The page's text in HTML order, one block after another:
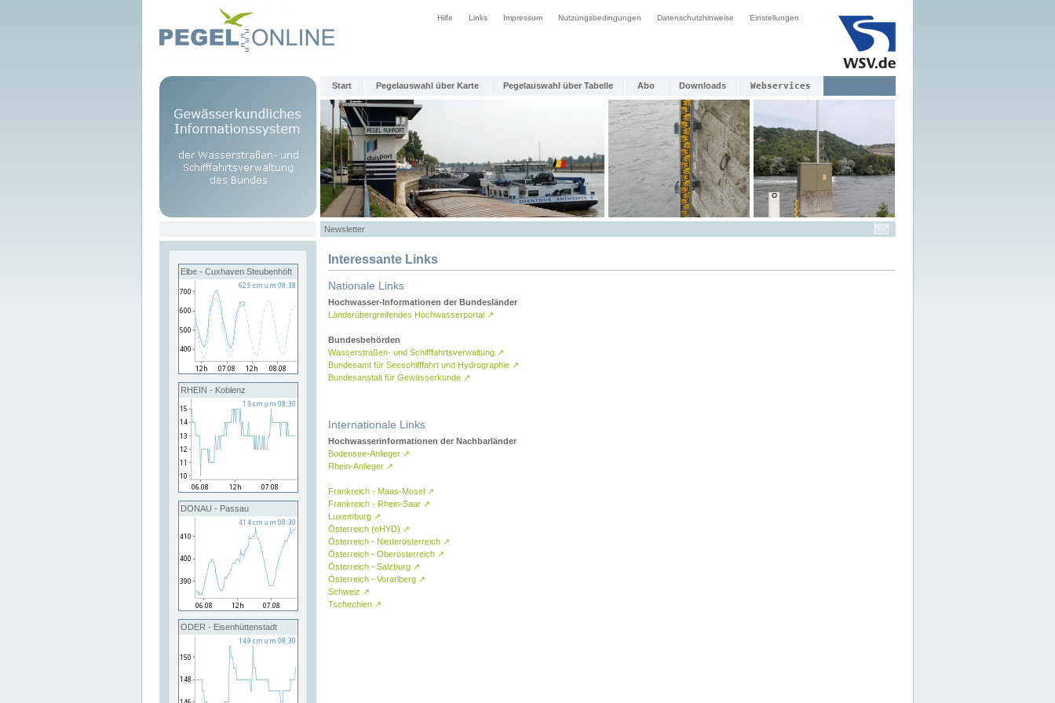
Hilfe Links Impressum Nutzungsbedingungen Datenschutzhinweise Einstellungen
Start Pegelauswahl über Karte Pegelauswahl über Tabelle Abo Downloads Webservices
Newsletter
Elbe - Cuxhaven Steubenhöft
RHEIN - Koblenz
DONAU - Passau
ODER - Eisenhüttenstadt
Interessante Links
Nationale Links
Hochwasser-Informationen der Bundesländer
Länderübergreifendes Hochwasserportal ↗
Bundesbehörden
Wasserstraßen- und Schifffahrtsverwaltung ↗
Bundesamt für Seeschifffahrt und Hydrographie ↗
Bundesanstalt für Gewässerkunde ↗
Internationale Links
Hochwasserinformationen der Nachbarländer
Bodensee-Anlieger ↗
Rhein-Anlieger ↗
Frankreich - Maas-Mosel ↗
Frankreich - Rhein-Saar ↗
Luxemburg ↗
Österreich (eHYD) ↗
Österreich - Niederösterreich ↗
Österreich - Oberösterreich ↗
Österreich - Salzburg ↗
Österreich - Vorarlberg ↗
Schweiz ↗
Tschechien ↗